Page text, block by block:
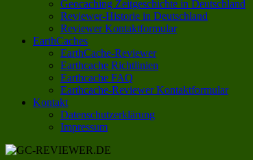
Geocaching Zeitgeschichte in Deutschland
Reviewer-Historie in Deutschland
Reviewer Kontaktformular
EarthCaches
EarthCache-Reviewer
Earthcache Richtlinien
Earthcache FAQ
Earthcache-Reviewer Kontaktformular
Kontakt
Datenschutzerklärung
Impressum